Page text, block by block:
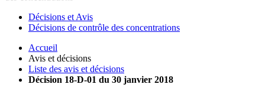
Décisions et Avis
Décisions de contrôle des concentrations
Accueil
Avis et décisions
Liste des avis et décisions
Décision 18-D-01 du 30 janvier 2018